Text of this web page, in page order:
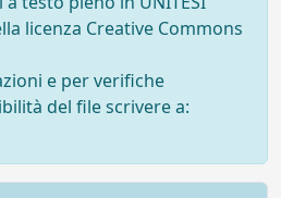
licenza Creative Commons
e per verifiche
del file scrivere a: